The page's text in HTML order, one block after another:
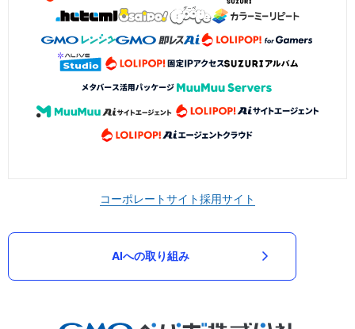
コーポレートサイト採用サイト
AIへの取り組み